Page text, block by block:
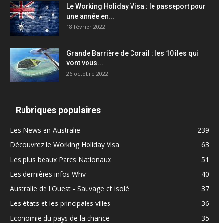
Le Working Holiday Visa : le passeport pour
une année en...
18 février 2022
Grande Barrière de Corail : les 10 îles qui
vont vous...
26 octobre 2022
Rubriques populaires
Les News en Australie
239
Découvrez le Working Holiday Visa
63
Les plus beaux Parcs Nationaux
51
Les dernières infos Whv
40
Australie de l'Ouest - Sauvage et isolé
37
Les états et les principales villes
36
Economie du pays de la chance
35